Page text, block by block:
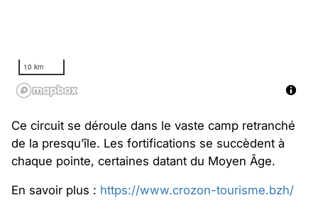
10 km
Ce circuit se déroule dans le vaste camp retranché
de la presqu’île. Les fortifications se succèdent à
chaque pointe, certaines datant du Moyen Âge.
En savoir plus : https://www.crozon-tourisme.bzh/